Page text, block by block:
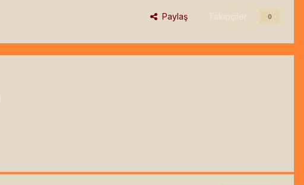
Paylaş Takipçiler 0